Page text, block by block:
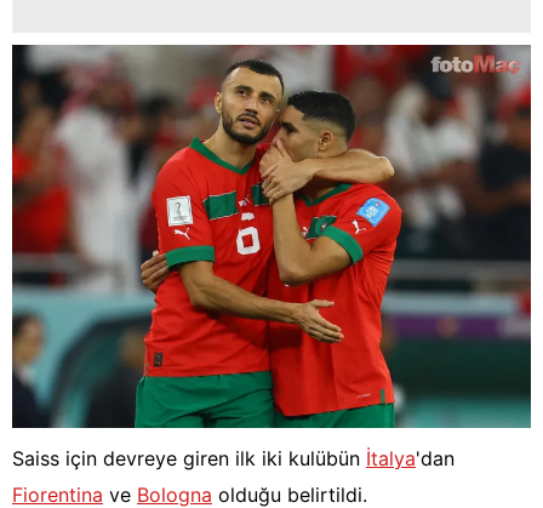
Saiss için devreye giren ilk iki kulübün İtalya'dan
Fiorentina ve Bologna olduğu belirtildi.